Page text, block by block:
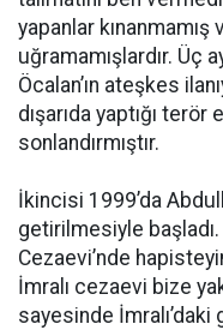
yapanlar
uğramamışlardır. Üç
Öcalan’ın ateşkes
dışarıda yaptığı
sonlandırmıştır.
İkincisi 1999’da
getirilmesiyle
Cezaevi’nde
İmralı cezaevi bize
sayesinde İmralı’daki